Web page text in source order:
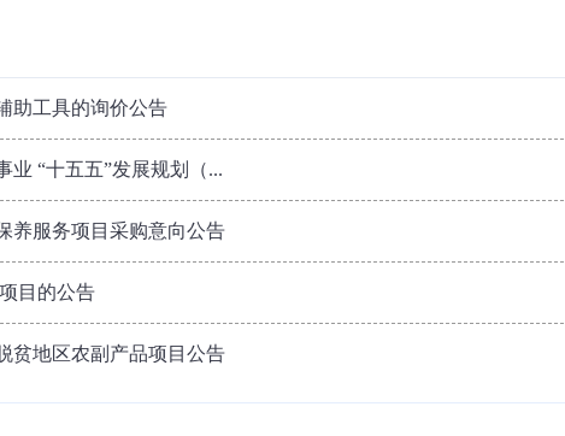
助工具的询价公告
业 “十五五”发展规划（...
养服务项目采购意向公告
目的公告
贫地区农副产品项目公告